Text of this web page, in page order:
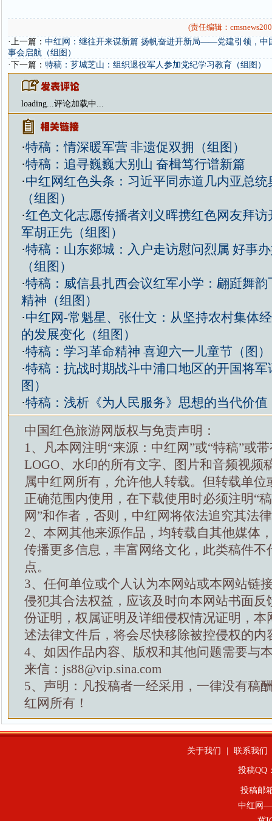
(责任编辑：
·上一篇： 中红网：继往开来谋新篇 扬帆奋进开新局——党建引领，中
事会启航（组图）
·下一篇： 特稿：芗城芝山：组织退役军人参加党纪学习教育（组图）
loading...评论加载中...
·特稿：情深暖军营 非遗促双拥（组图）
·特稿：追寻巍巍大别山 奋楫笃行谱新篇
·中红网红色头条：习近平同赤道几内亚总统
（组图）
·红色文化志愿传播者刘义晖携红色网友拜访
军胡正先（组图）
·特稿：山东郯城：入户走访慰问烈属 好事
（组图）
·特稿：威信县扎西会议红军小学：翩跹舞韵
精神（组图）
·中红网-常魁星、张仕文：从坚持农村集体
的发展变化（组图）
·特稿：学习革命精神 喜迎六一儿童节（图）
·特稿：抗战时期战斗中浦口地区的开国将军
图）
·特稿：浅析《为人民服务》思想的当代价值
中国红色旅游网版权与免责声明：
1、凡本网注明“来源：中红网”或“特稿”或
LOGO、水印的所有文字、图片和音频视频
属中红网所有，允许他人转载。但转载单位
正确范围内使用，在下载使用时必须注明“
网”和作者，否则，中红网将依法追究其法
2、本网其他来源作品，均转载自其他媒体
传播更多信息，丰富网络文化，此类稿件不
点。
3、任何单位或个人认为本网站或本网站链
侵犯其合法权益，应该及时向本网站书面反
份证明，权属证明及详细侵权情况证明，本
述法律文件后，将会尽快移除被控侵权的内
4、如因作品内容、版权和其他问题需要与
来信：js88@vip.sina.com
5、声明：凡投稿者一经采用，一律没有稿
红网所有！
关于我们 联系我们
投稿QQ
投稿邮
中红网—